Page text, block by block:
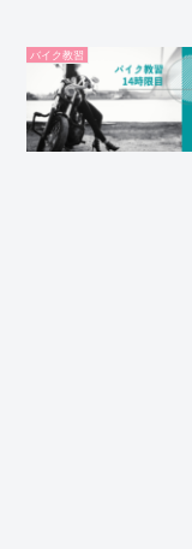
バイク教習